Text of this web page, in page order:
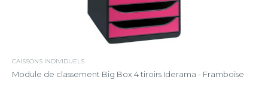
CAISSONS INDIVIDUELS
Module de classement Big Box 4 tiroirs Iderama - Framboise